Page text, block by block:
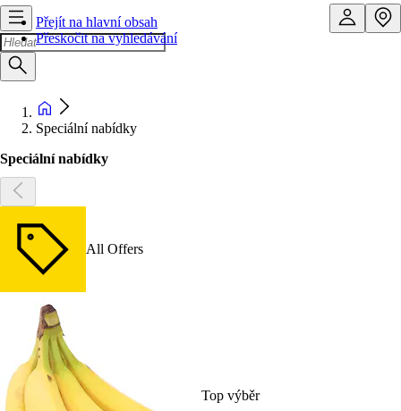
Přejít na hlavní obsah
Přeskočit na vyhledávání
Speciální nabídky
Speciální nabídky
All Offers
Top výběr